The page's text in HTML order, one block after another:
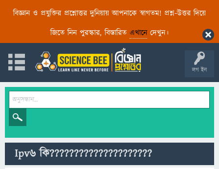
বিজ্ঞান ও প্রযুক্তির প্রশ্নোত্তর দুনিয়ায় আপনাকে স্বাগতম! প্রশ্ন-উত্তর দিয়ে
জিতে নিন পুরস্কার, বিস্তারিত এখানেদেখুন।
লগ ইন
Ipv6 কি?????????????????????